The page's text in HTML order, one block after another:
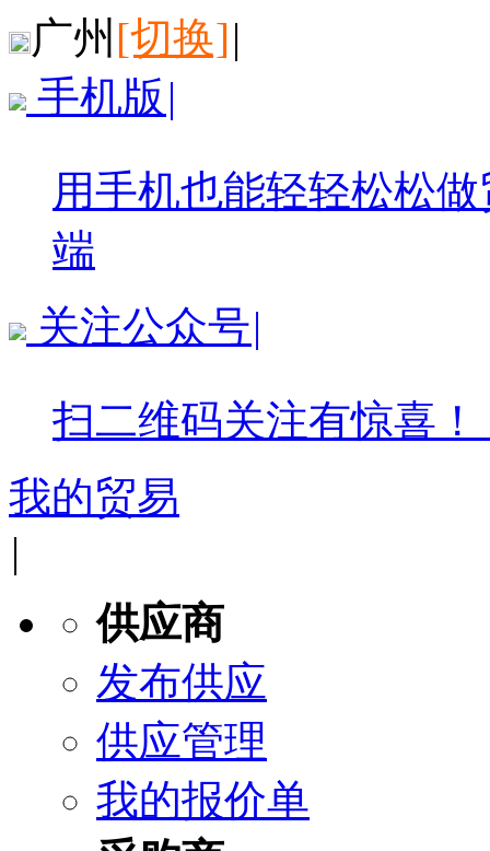
广州 [切换]|
手机版 |
用手机也能轻轻松松
端
关注公众号|
扫二维码关注有惊喜！
我的贸易
|
供应商
发布供应
供应管理
我的报价单